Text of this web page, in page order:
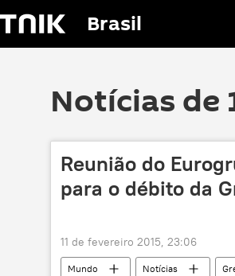
Brasil
Notícias de
Reunião do
para o débito da
11 de fevereiro 2015, 23:06
Mundo Notícias